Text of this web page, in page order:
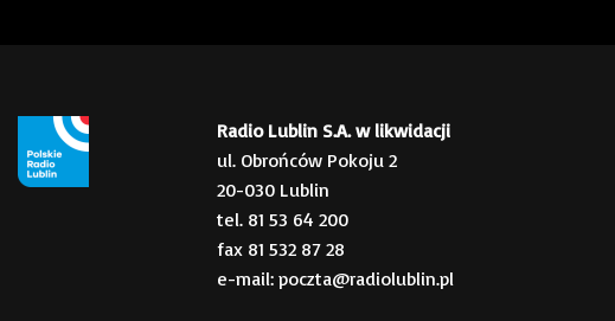
Radio Lublin S.A. w likwidacji
ul. Obrońców Pokoju 2
20-030 Lublin
tel. 81 53 64 200
fax 81 532 87 28
e-mail: poczta@radiolublin.pl